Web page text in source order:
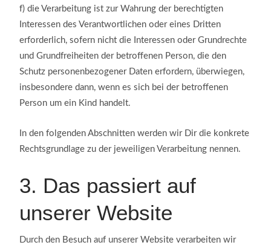
f) die Verarbeitung ist zur Wahrung der berechtigten
Interessen des Verantwortlichen oder eines Dritten
erforderlich, sofern nicht die Interessen oder Grundrechte
und Grundfreiheiten der betroffenen Person, die den
Schutz personenbezogener Daten erfordern, überwiegen,
insbesondere dann, wenn es sich bei der betroffenen
Person um ein Kind handelt.
In den folgenden Abschnitten werden wir Dir die konkrete
Rechtsgrundlage zu der jeweiligen Verarbeitung nennen.
3. Das passiert auf
unserer Website
Durch den Besuch auf unserer Website verarbeiten wir